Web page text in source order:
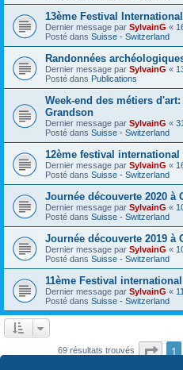
13ème Festival
Dernier message par SylvainG «
Posté dans Suisse - Switzerland
Randonnées
Dernier message par SylvainG «
Posté dans Publications
Week-end des métiers
Grandson
Dernier message par SylvainG «
Posté dans Suisse - Switzerland
12ème festival
Dernier message par SylvainG «
Posté dans Suisse - Switzerland
Journée découverte 2020 à
Dernier message par SylvainG «
Posté dans Suisse - Switzerland
Journée découverte 2019 à
Dernier message par SylvainG «
Posté dans Suisse - Switzerland
11ème Festival
Dernier message par SylvainG «
Posté dans Suisse - Switzerland
69 résultats trouvés Page
1